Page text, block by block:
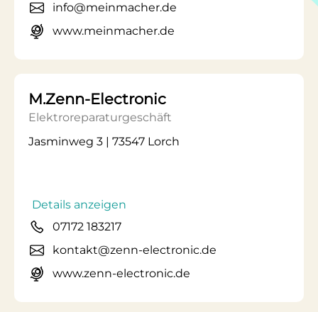
info@meinmacher.de
www.meinmacher.de
M.Zenn-Electronic
Elektroreparaturgeschäft
Jasminweg 3 | 73547 Lorch
Details anzeigen
07172 183217
kontakt@zenn-electronic.de
www.zenn-electronic.de